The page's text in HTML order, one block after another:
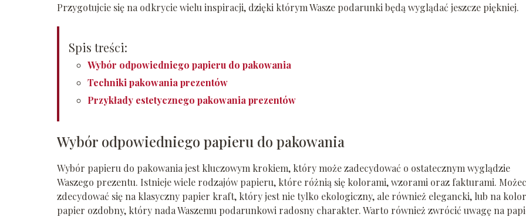
Przygotujcie się na odkrycie wielu inspiracji, dzięki którym Wasze podarunki będą wyglądać jeszcze piękniej.
Spis treści:
Wybór odpowiedniego papieru do pakowania
Techniki pakowania prezentów
Przykłady estetycznego pakowania prezentów
Wybór odpowiedniego papieru do pakowania
Wybór papieru do pakowania jest kluczowym krokiem, który może zadecydować o ostatecznym wyglądzie
Waszego prezentu. Istnieje wiele rodzajów papieru, które różnią się kolorami, wzorami oraz fakturami.
zdecydować się na klasyczny papier kraft, który jest nie tylko ekologiczny, ale również elegancki, lub na
papier ozdobny, który nada Waszemu podarunkowi radosny charakter. Warto również zwrócić uwagę na